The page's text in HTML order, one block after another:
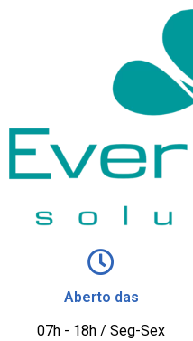
Aberto das
07h - 18h / Seg-Sex